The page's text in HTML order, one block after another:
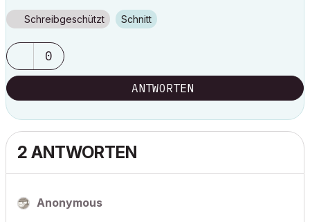
Schreibgeschützt Schnitt
0
ANTWORTEN
2 ANTWORTEN
Anonymous